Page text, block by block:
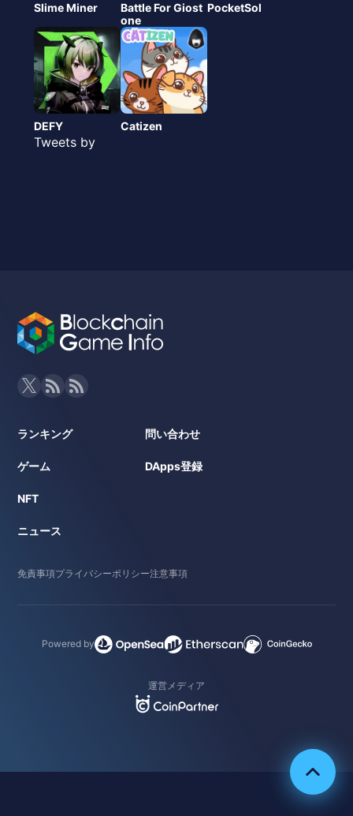
Slime Miner
Battle For Giost
one
PocketSol
DEFY Catizen
Tweets by
ランキング
ゲーム
NFT
ニュース
問い合わせ
DApps登録
免責事項プライバシーポリシー注意事項
Powered by
運営メディア